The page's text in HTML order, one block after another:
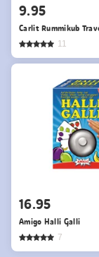
9.95
Carlit Rummikub
11
16.95
Amigo Halli Galli
7